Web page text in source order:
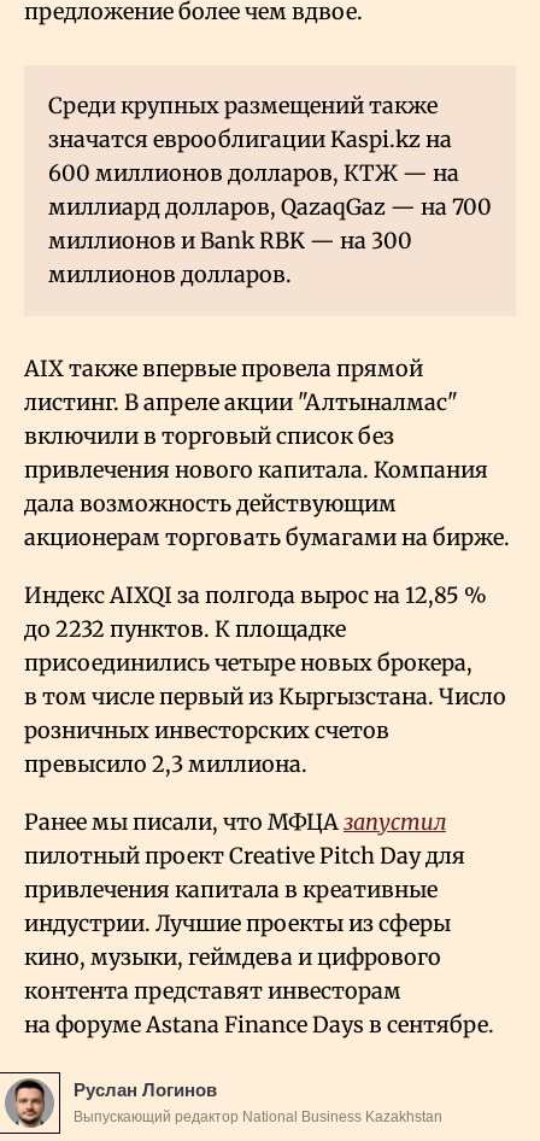
предложение более чем вдвое.
Среди крупных размещений также
значатся еврооблигации Kaspi.kz на
600 миллионов долларов, КТЖ — на
миллиард долларов, QazaqGaz — на 700
миллионов и Bank RBK — на 300
миллионов долларов.
AIX также впервые провела прямой
листинг. В апреле акции "Алтыналмас"
включили в торговый список без
привлечения нового капитала. Компания
дала возможность действующим
акционерам торговать бумагами на бирже.
Индекс AIXQI за полгода вырос на 12,85 %
до 2232 пунктов. К площадке
присоединились четыре новых брокера,
в том числе первый из Кыргызстана. Число
розничных инвесторских счетов
превысило 2,3 миллиона.
Ранее мы писали, что МФЦАзапустил
пилотный проект Creative Pitch Day для
привлечения капитала в креативные
индустрии. Лучшие проекты из сферы
кино, музыки, геймдева и цифрового
контента представят инвесторам
на форуме Astana Finance Days в сентябре.
Руслан Логинов
Выпускающий редактор National Business Kazakhstan